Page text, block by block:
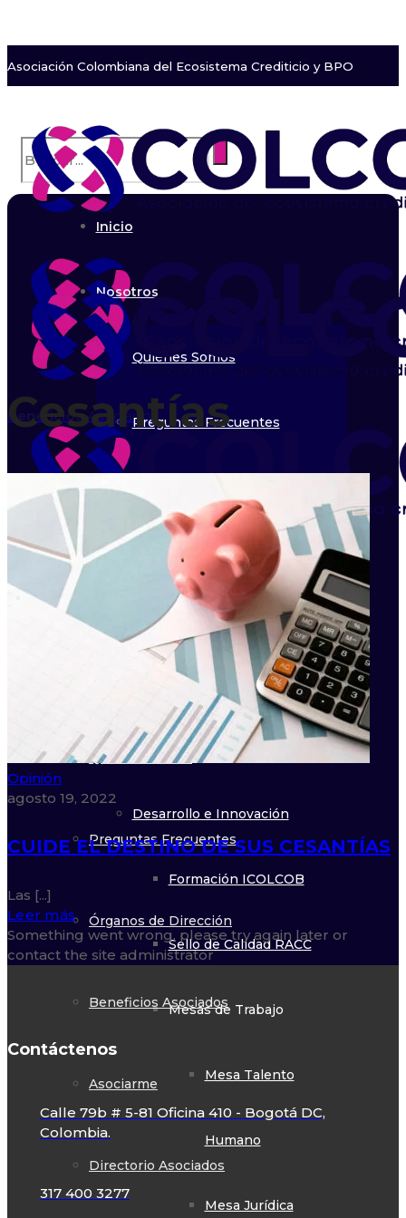
Asociación Colombiana del Ecosistema Crediticio y BPO
BeneficiosAsociados
Directorio Asociados
Inicio
Nosotros
Quiénes Somos
Preguntas Frecuentes
Beneficios Asociados
Asociarme
Directorio Asociados
Líneas de trabajo
Desarrollo e Innovación
Formación ICOLCOB
Sello de Calidad RACC
Mesas de Trabajo
Mesa Talento
Humano
Mesa Jurídica
Inicio
Quiénes Somos
Preguntas Frecuentes
Órganos de Dirección
Beneficios Asociados
Asociarme
Directorio Asociados
Cesantías
Opinión
agosto 19, 2022
CUIDE EL DESTINO DE SUS CESANTÍAS
Las [...]
Leer más
Something went wrong, please try again later or
contact the site administrator
Contáctenos
Calle 79b # 5-81 Oficina 410 - Bogotá DC,
Colombia.
317 400 3277